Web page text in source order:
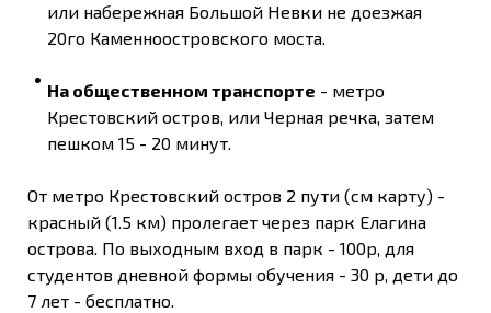
или набережная Большой Невки не доезжая
20го Каменноостровского моста.
На общественном транспорте - метро
Крестовский остров, или Черная речка, затем
пешком 15 - 20 минут.
От метро Крестовский остров 2 пути (см карту) -
красный (1.5 км) пролегает через парк Елагина
острова. По выходным вход в парк - 100р, для
студентов дневной формы обучения - 30 р, дети до
7 лет - бесплатно.